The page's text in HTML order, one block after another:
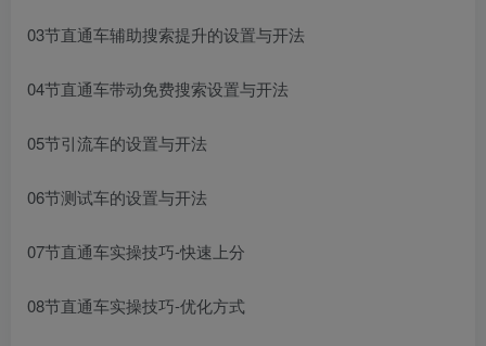
03节直通车辅助搜索提升的设置与开法
04节直通车带动免费搜索设置与开法
05节引流车的设置与开法
06节测试车的设置与开法
07节直通车实操技巧-快速上分
08节直通车实操技巧-优化方式